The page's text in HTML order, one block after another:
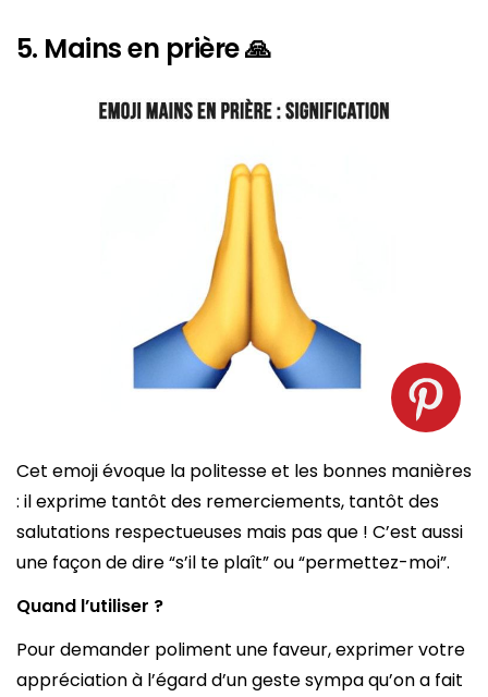
5. Mains en prière 🙏
Cet emoji évoque la politesse et les bonnes manières
: il exprime tantôt des remerciements, tantôt des
salutations respectueuses mais pas que ! C’est aussi
une façon de dire “s’il te plaît” ou “permettez-moi”.
Quand l’utiliser ?
Pour demander poliment une faveur, exprimer votre
appréciation à l’égard d’un geste sympa qu’on a fait